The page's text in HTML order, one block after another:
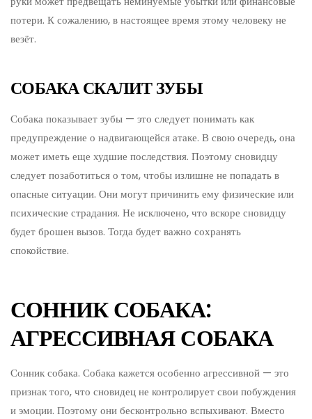
потери. К сожалению, в настоящее время этому человеку не
везёт.
СОБАКА СКАЛИТ ЗУБЫ
Собака показывает зубы — это следует понимать как
предупреждение о надвигающейся атаке. В свою очередь, она
может иметь еще худшие последствия. Поэтому сновидцу
следует позаботиться о том, чтобы излишне не попадать в
опасные ситуации. Они могут причинить ему физические или
психические страдания. Не исключено, что вскоре сновидцу
будет брошен вызов. Тогда будет важно сохранять
спокойствие.
СОННИК СОБАКА:
АГРЕССИВНАЯ СОБАКА
Сонник собака. Собака кажется особенно агрессивной — это
признак того, что сновидец не контролирует свои побуждения
и эмоции. Поэтому они бесконтрольно вспыхивают. Вместо